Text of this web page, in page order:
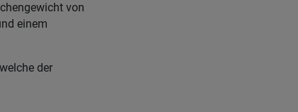
von
einem
der